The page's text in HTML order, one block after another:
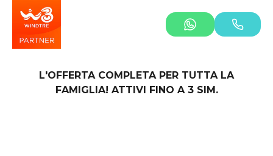
L'OFFERTA COMPLETA PER TUTTA LA
FAMIGLIA! ATTIVI FINO A 3 SIM.